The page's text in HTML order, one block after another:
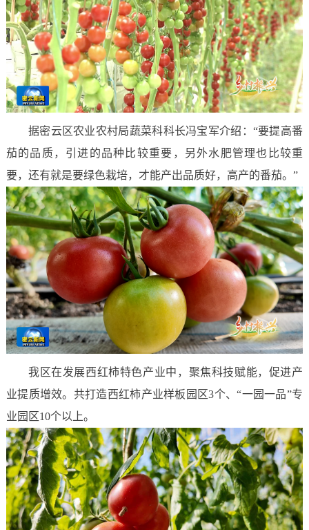
据密云区农业农村局蔬菜科科长冯宝军介绍：“要提高番
茄的品质，引进的品种比较重要，另外水肥管理也比较重
要，还有就是要绿色栽培，才能产出品质好，高产的番茄。”
我区在发展西红柿特色产业中，聚焦科技赋能，促进产
业提质增效。共打造西红柿产业样板园区3个、“一园一品”专
业园区10个以上。